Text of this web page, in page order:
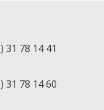
31 78 14 41
31 78 14 60